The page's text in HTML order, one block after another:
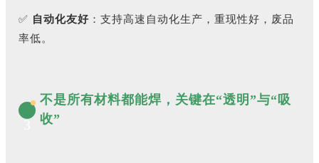
✅ 自动化友好 ：支持高速自动化生产，重现性好，废品
率低。
不是所有材料都能焊，关键在“透明”与“吸
收”